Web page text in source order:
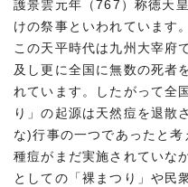
護景雲元年（767）称徳天
けの祭事といわれています。
この天平時代は九州大宰府
及し更に全国に無数の死者
れています。したがって全
り」の起源は天然痘を退散
な)行事の一つであったと考
種痘がまだ実施されていな
としての「裸まつり」や民